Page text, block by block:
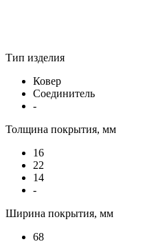
Тип изделия
Ковер
Соединитель
-
Толщина покрытия, мм
16
22
14
-
Ширина покрытия, мм
68